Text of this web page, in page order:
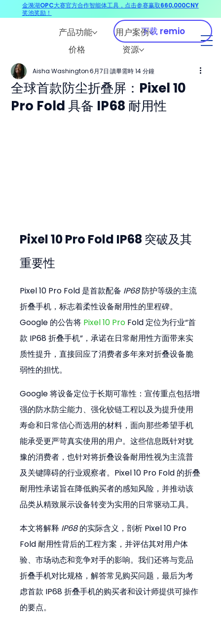
产品功能
用户案例
价格
资源
下载 remio
全球首款防尘折叠屏：Pixel 10
Pro Fold 具备 IP68 耐用性
Aisha Washington 6月7日 讀畢需時 14 分鐘
Pixel 10 Pro Fold IP68 突破及其
重要性
Pixel 10 Pro Fold 是首款配备 IP68 防护等级的主流
折叠手机，标志着柔性设备耐用性的里程碑。
Google 的公告将 Pixel 10 Pro Fold 定位为行业“首
款 IP68 折叠手机”，承诺在日常耐用性方面带来实
质性提升，直接回应了消费者多年来对折叠设备脆
弱性的担忧。
Google 将设备定位于长期可靠性：宣传重点包括增
强的防水防尘能力、强化铰链工程以及为提升使用
寿命和日常信心而选用的材料，面向那些希望手机
能承受更严苛真实使用的用户。这些信息既针对犹
豫的消费者，也针对将折叠设备耐用性视为主流普
及关键障碍的行业观察者。Pixel 10 Pro Fold 的折叠
耐用性承诺旨在降低购买者的感知风险，并推动该
品类从精致展示设备转变为实用的日常驱动工具。
本文将解释 IP68 的实际含义，剖析 Pixel 10 Pro
Fold 耐用性背后的工程方案，并评估其对用户体
验、市场动态和竞争对手的影响。我们还将与竞品
折叠手机对比规格，解答常见购买问题，最后为考
虑首款 IP68 折叠手机的购买者和设计师提供可操作
的要点。
金漪湖OPC大赛官方合作智能体工具，点击参赛赢取660,000CNY
奖池奖励！